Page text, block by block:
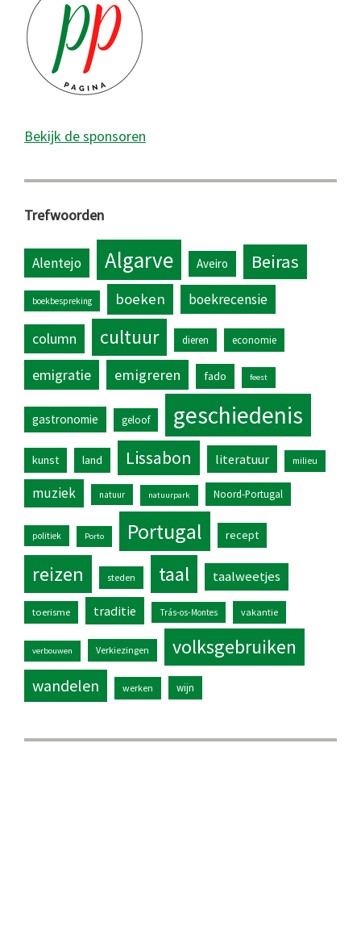
Bekijk de sponsoren
Trefwoorden
Alentejo Algarve Aveiro Beiras
boekbespreking boeken boekrecensie
column cultuur dieren economie
emigratie emigreren fado feest
gastronomie geloof geschiedenis
kunst land Lissabon literatuur milieu
muziek natuur natuurpark Noord-Portugal
politiek Porto Portugal recept
reizen steden taal taalweetjes
toerisme traditie Trás-os-Montes vakantie
verbouwen Verkiezingen volksgebruiken
wandelen werken wijn